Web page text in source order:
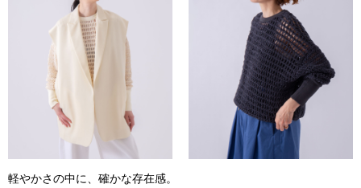
軽やかさの中に、確かな存在感。